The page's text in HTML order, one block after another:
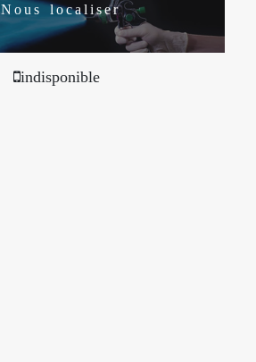
Nous localiser
indisponible